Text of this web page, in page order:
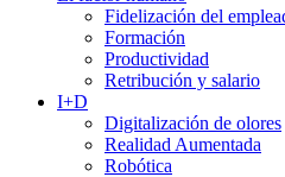
Fidelización del
Formación
Productividad
Retribución y salario
I+D
Digitalización de olores
Realidad Aumentada
Robótica